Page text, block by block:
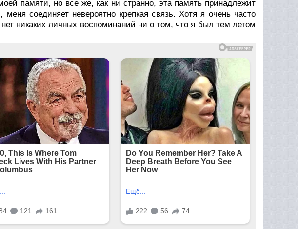
памяти, но все же, как ни странно, эта память принадлежит
соединяет невероятно крепкая связь. Хотя я очень часто
никаких личных воспоминаний ни о том, что я был тем летом